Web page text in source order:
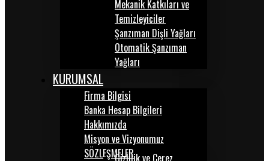
Mekanik Katkıları ve
Temizleyiciler
Şanzıman Dişli Yağları
Otomatik Şanzıman
Yağları
KURUMSAL
Firma Bilgisi
Banka Hesap Bilgileri
Hakkımızda
Misyon ve Vizyonumuz
SÖZLEŞMELER